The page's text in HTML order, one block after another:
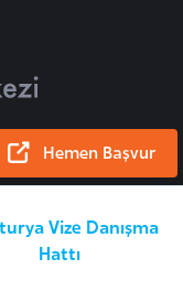
Vize Danışma
Hattı
Saklıdır.
Hemen Başvur